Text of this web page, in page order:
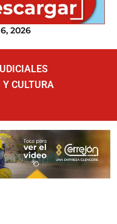
2026
CULTURA